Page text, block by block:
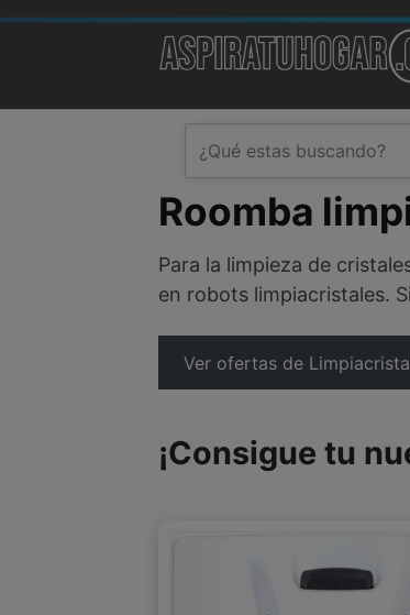
Skip
Roomba
Para la limpieza de
en robots limpiacristales.
Ver ofertas de
¡Consigue tu